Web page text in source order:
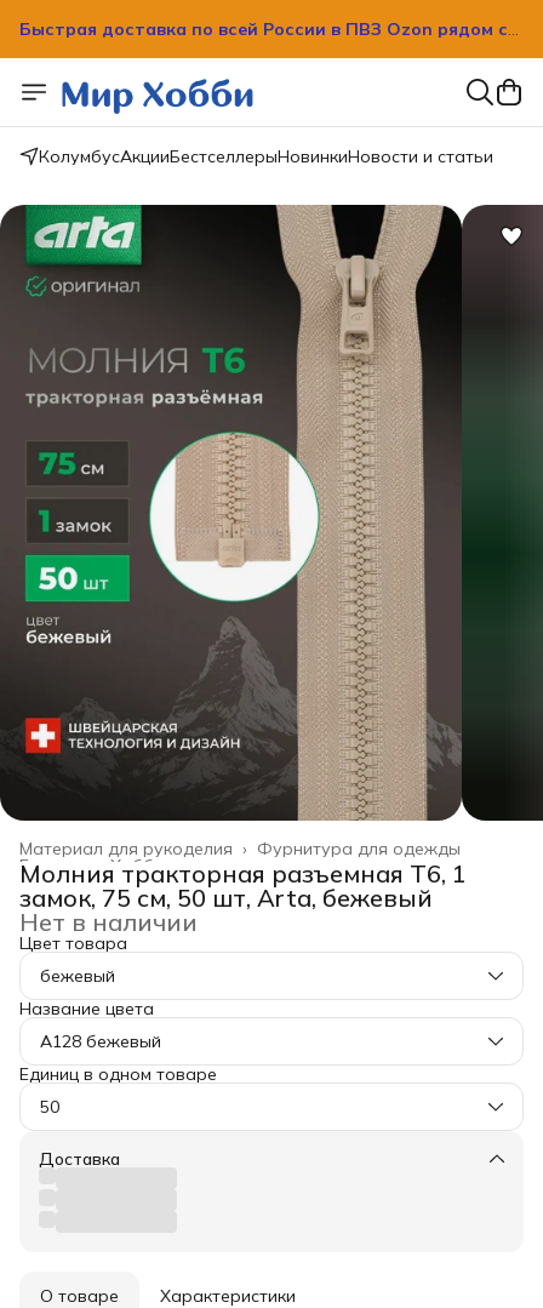
вашим домом!
вашим домом!
КолумбусАкцииБестселлерыНовинкиНовости и статьи
Фурнитура для одежды
Материал для рукоделия ›
Хобби и творчество ›
Главная ›
Молния тракторная разъемная Т6, 1
замок, 75 см, 50 шт, Arta, бежевый
Нет в наличии
Цвет товара
бежевый
Название цвета
A128 бежевый
Единиц в одном товаре
50
Доставка
О товаре Характеристики